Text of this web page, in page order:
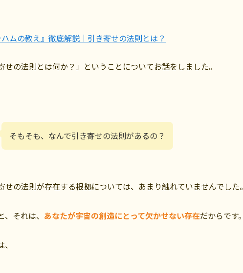
ハムの教え』徹底解説｜引き寄せの法則とは？
せの法則とは何か？」ということについてお話をしました。
そもそも、なんで引き寄せの法則があるの？
せの法則が存在する根拠については、あまり触れていませんでした。
それは、 あなたが宇宙の創造にとって欠かせない存在だからです。